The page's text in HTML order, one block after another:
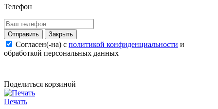
Телефон
Закрыть
Согласен(-на) c политикой конфиденциальности и
обработкой персональных данных
Поделиться корзиной
Печать